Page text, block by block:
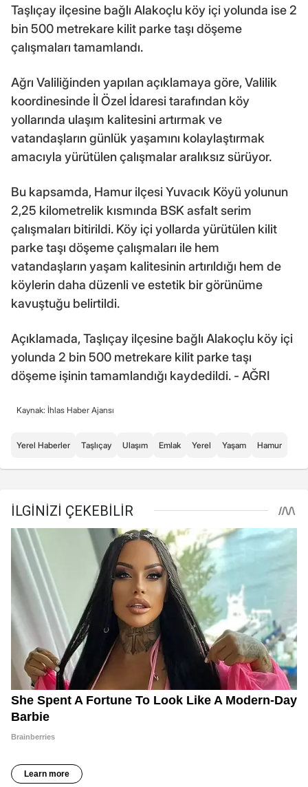
Taşlıçay ilçesine bağlı Alakoçlu köy içi yolunda ise 2
bin 500 metrekare kilit parke taşı döşeme
çalışmaları tamamlandı.
Ağrı Valiliğinden yapılan açıklamaya göre, Valilik
koordinesinde İl Özel İdaresi tarafından köy
yollarında ulaşım kalitesini artırmak ve
vatandaşların günlük yaşamını kolaylaştırmak
amacıyla yürütülen çalışmalar aralıksız sürüyor.
Bu kapsamda, Hamur ilçesi Yuvacık Köyü yolunun
2,25 kilometrelik kısmında BSK asfalt serim
çalışmaları bitirildi. Köy içi yollarda yürütülen kilit
parke taşı döşeme çalışmaları ile hem
vatandaşların yaşam kalitesinin artırıldığı hem de
köylerin daha düzenli ve estetik bir görünüme
kavuştuğu belirtildi.
Açıklamada, Taşlıçay ilçesine bağlı Alakoçlu köy içi
yolunda 2 bin 500 metrekare kilit parke taşı
döşeme işinin tamamlandığı kaydedildi. - AĞRI
Kaynak: İhlas Haber Ajansı
Yerel Haberler Taşlıçay Ulaşım Emlak Yerel Yaşam Hamur